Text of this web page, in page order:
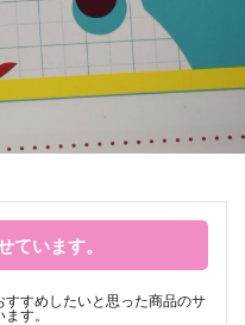
ています。
すめしたいと思った商品のサ
す。